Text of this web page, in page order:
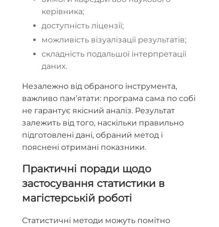
керівника;
доступність ліцензії;
можливість візуалізації результатів;
складність подальшої інтерпретації
даних.
Незалежно від обраного інструмента,
важливо пам’ятати: програма сама по собі
не гарантує якісний аналіз. Результат
залежить від того, наскільки правильно
підготовлені дані, обраний метод і
пояснені отримані показники.
Практичні поради щодо
застосування статистики в
магістерській роботі
Статистичні методи можуть помітно